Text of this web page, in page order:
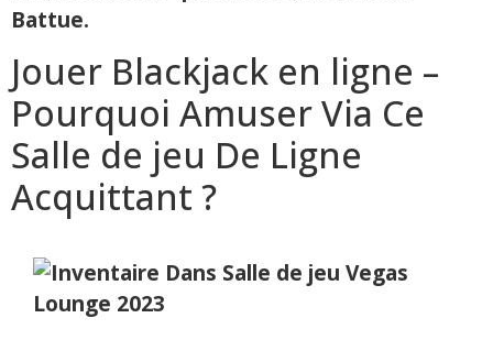
Battue.
Jouer Blackjack en ligne –
Pourquoi Amuser Via Ce
Salle de jeu De Ligne
Acquittant ?